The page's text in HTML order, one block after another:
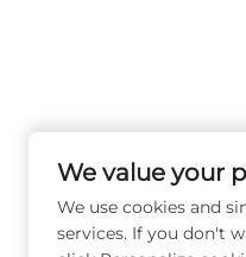
SUIVEZ-NOUS
We value your
We use cookies and
services. If you don't